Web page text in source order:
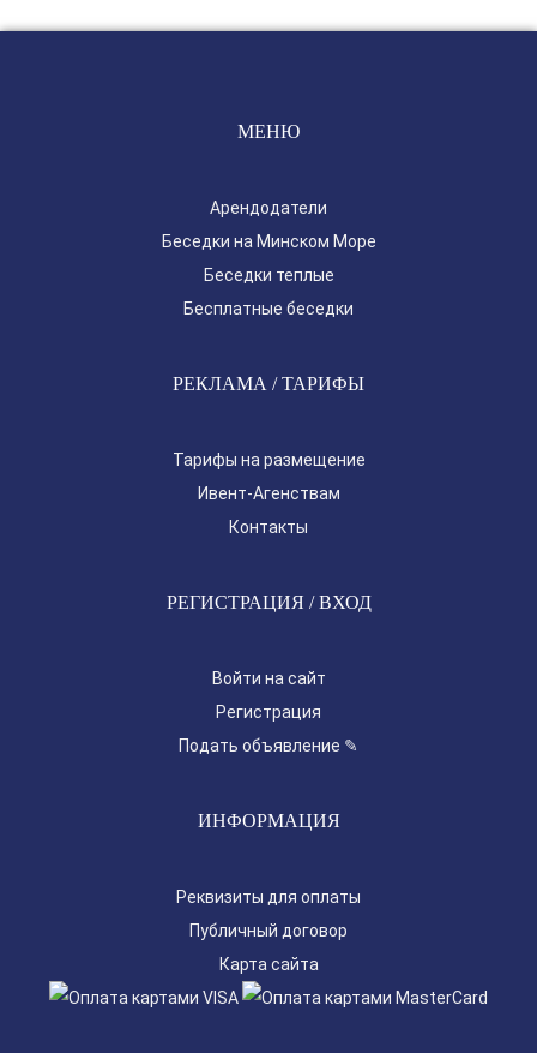
МЕНЮ
Арендодатели
Беседки на Минском Море
Беседки теплые
Бесплатные беседки
РЕКЛАМА / ТАРИФЫ
Тарифы на размещение
Ивент-Агенствам
Контакты
РЕГИСТРАЦИЯ / ВХОД
Войти на сайт
Регистрация
Подать объявление ✎
ИНФОРМАЦИЯ
Реквизиты для оплаты
Публичный договор
Карта сайта